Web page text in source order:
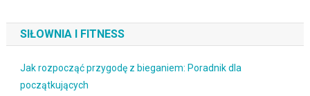
SIŁOWNIA I FITNESS
Jak rozpocząć przygodę z bieganiem: Poradnik dla
początkujących